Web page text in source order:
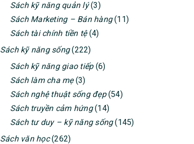
Sách kỹ năng quản lý(3)
Sách Marketing – Bán hàng(11)
Sách tài chính tiền tệ(4)
Sách kỹ năng sống(222)
Sách kỹ năng giao tiếp(6)
Sách làm cha mẹ(3)
Sách nghệ thuật sống đẹp(54)
Sách truyền cảm hứng(14)
Sách tư duy – kỹ năng sống(145)
Sách văn học(262)